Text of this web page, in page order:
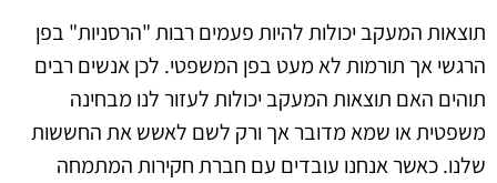
תוצאות המעקב יכולות להיות פעמים רבות "הרסניות" בפן
הרגשי אך תורמות לא מעט בפן המשפטי. לכן אנשים רבים
תוהים האם תוצאות המעקב יכולות לעזור לנו מבחינה
משפטית או שמא מדובר אך ורק לשם לאשש את החששות
שלנו. כאשר אנחנו עובדים עם חברת חקירות המתמחה